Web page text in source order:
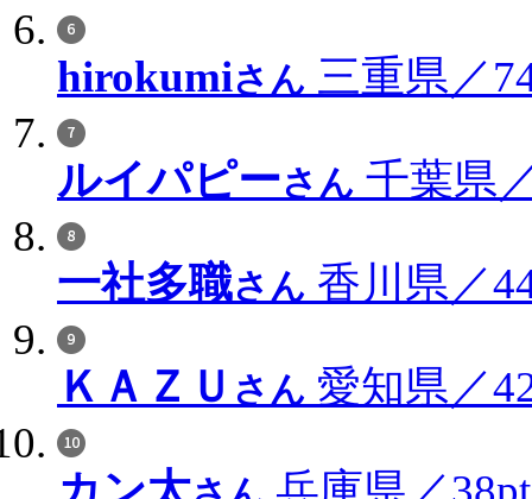
hirokumiさん 三重県／
ルイパピーさん 千葉県
一社多職さん 香川県／
ＫＡＺＵ さん 愛知県／